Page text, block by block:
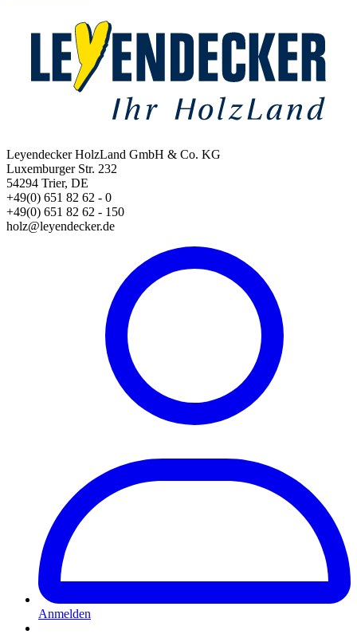
Leyendecker HolzLand GmbH & Co. KG
Luxemburger Str. 232
54294 Trier, DE
+49(0) 651 82 62 - 0
+49(0) 651 82 62 - 150
holz@leyendecker.de
Anmelden